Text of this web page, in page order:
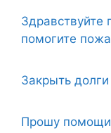
Здравствуйте
помогите
Закрыть
Прошу